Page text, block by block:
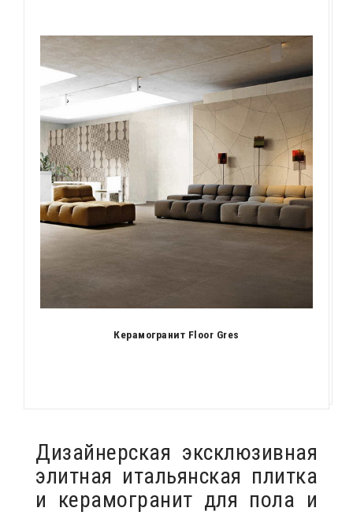
Керамогранит Floor Gres
Дизайнерская эксклюзивная
элитная итальянская плитка
и керамогранит для пола и